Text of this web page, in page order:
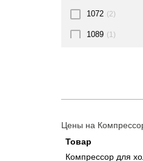
1072 (2)
1089 (1)
113 (1)
Цены на
Товар
Компрессор для